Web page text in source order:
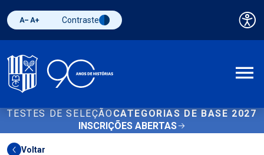
Diminuir fonte
Aumentar fonteAlternar contraste
Contraste
TESTES DE SELEÇÃO CATEGORIAS DE BASE 2027
INSCRIÇÕES ABERTAS
Voltar